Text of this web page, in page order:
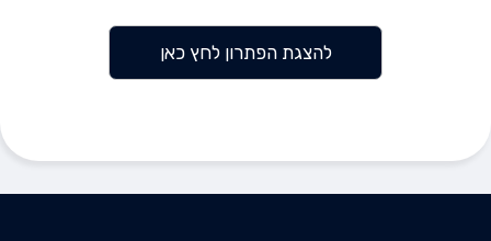
להצגת הפתרון לחץ כאן